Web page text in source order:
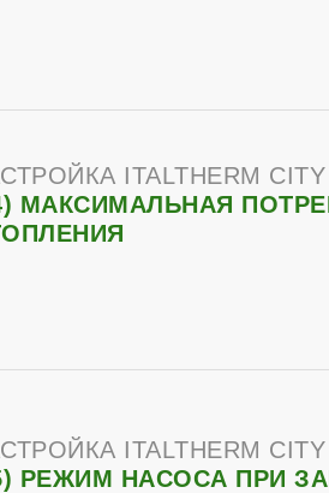
ITALTHERM CITY
МАКСИМАЛЬНАЯ
ITALTHERM CITY
РЕЖИМ НАСОСА ПРИ